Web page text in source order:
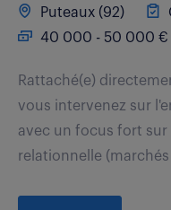
Puteaux (92)
40 000 - 50 000 €
Rattaché(e)
vous intervenez sur
avec un focus fort
relationnelle